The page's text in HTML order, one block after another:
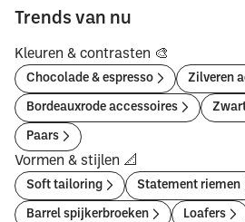
Trends van nu
Kleuren & contrasten 🎨
Chocolade & espresso Zilveren
Bordeauxrode accessoires
Paars
Vormen & stijlen 📐
Soft tailoring Statement riemen
Barrel spijkerbroeken Loafers